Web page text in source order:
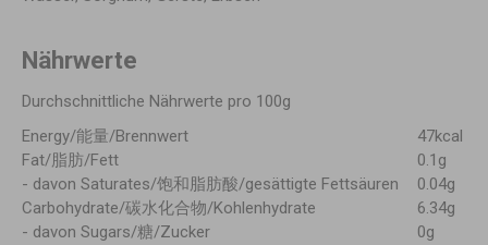
Nährwerte
Durchschnittliche Nährwerte pro 100g
Energy/能量/Brennwert
47kcal
Fat/脂肪/Fett
0.1g
- davon Saturates/饱和脂肪酸/gesättigte Fettsäuren
0.04g
Carbohydrate/碳水化合物/Kohlenhydrate
6.34g
- davon Sugars/糖/Zucker
0g